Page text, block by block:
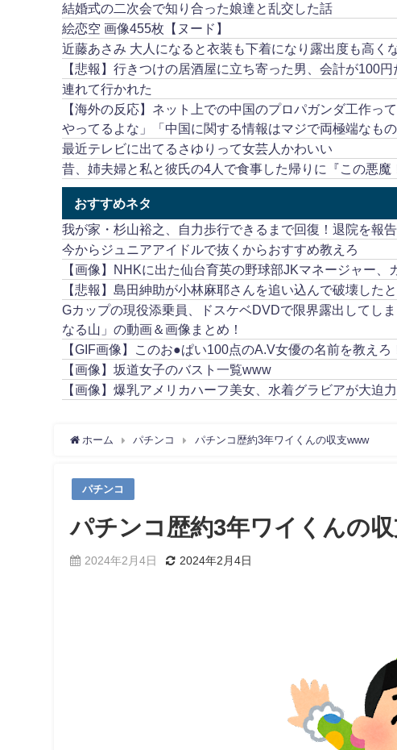
結婚式の二次会で知り合った娘達と乱交した話
絵恋空 画像455枚【ヌード】
近藤あさみ 大人になると衣装も下着になり露出度も高く
【悲報】行きつけの居酒屋に立ち寄った男、会計が100円
連れて行かれた
【海外の反応】ネット上での中国のプロパガンダ工作
やってるよな」「中国に関する情報はマジで両極端なもの
最近テレビに出てるさゆりって女芸人かわいい
昔、姉夫婦と私と彼氏の4人で食事した帰りに『この悪魔
おすすめネタ
我が家・杉山裕之、自力歩行できるまで回復！退院を報告
今からジュニアアイドルで抜くからおすすめ教えろ
【画像】NHKに出た仙台育英の野球部JKマネージャー、
【悲報】島田紳助が小林麻耶さんを追い込んで破壊した
Gカップの現役添乗員、ドスケベDVDで限界露出してし
なる山」の動画＆画像まとめ！
【GIF画像】このお●ぱい100点のA.V女優の名前を教えろ
【画像】坂道女子のバスト一覧www
【画像】爆乳アメリカハーフ美女、水着グラビアが大迫
ホーム パチンコ パチンコ歴約3年ワイくんの収支www
パチンコ
パチンコ歴約3年ワイくんの
2024年2月4日 2024年2月4日